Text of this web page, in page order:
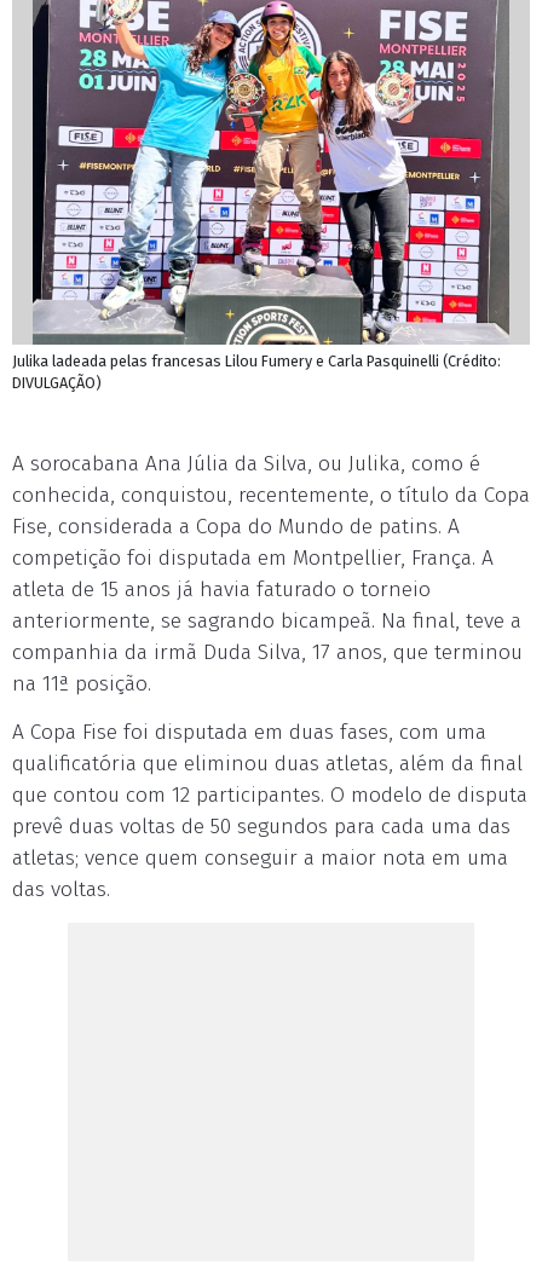
Julika ladeada pelas francesas Lilou Fumery e Carla Pasquinelli (Crédito:
DIVULGAÇÃO)
A sorocabana Ana Júlia da Silva, ou Julika, como é
conhecida, conquistou, recentemente, o título da Copa
Fise, considerada a Copa do Mundo de patins. A
competição foi disputada em Montpellier, França. A
atleta de 15 anos já havia faturado o torneio
anteriormente, se sagrando bicampeã. Na final, teve a
companhia da irmã Duda Silva, 17 anos, que terminou
na 11ª posição.
A Copa Fise foi disputada em duas fases, com uma
qualificatória que eliminou duas atletas, além da final
que contou com 12 participantes. O modelo de disputa
prevê duas voltas de 50 segundos para cada uma das
atletas; vence quem conseguir a maior nota em uma
das voltas.